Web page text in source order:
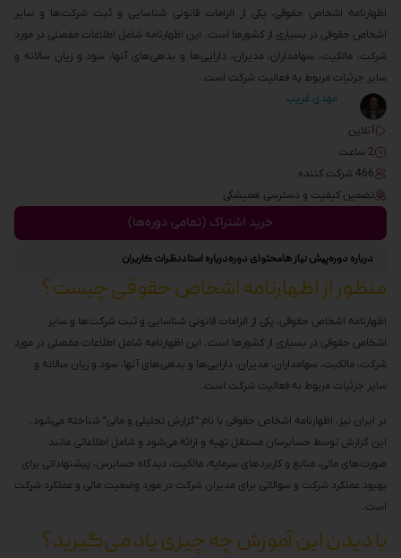
اظهارنامه اشخاص حقوقی، یکی از الزامات قانونی شناسایی و ثبت شرکت‌ها و سایر
اشخاص حقوقی در بسیاری از کشورها است. این اظهارنامه شامل اطلاعات مفصلی در مورد
شرکت، مالکیت، سهامداران، مدیران، دارایی‌ها و بدهی‌های آنها، سود و زیان سالانه و
سایر جزئیات مربوط به فعالیت شرکت است.
مهدی غریب
آنلاین
2 ساعت
466 شرکت کننده
تضمین کیفیت و دسترسی همیشگی
خرید اشتراک (تمامی دوره‌ها)
درباره دورهپیش نیاز هامحتوای دورهدرباره استادنظرات کاربران
منظور از اظهارنامه اشخاص حقوقی چیست؟
اظهارنامه اشخاص حقوقی، یکی از الزامات قانونی شناسایی و ثبت شرکت‌ها و سایر
اشخاص حقوقی در بسیاری از کشورها است. این اظهارنامه شامل اطلاعات مفصلی در مورد
شرکت، مالکیت، سهامداران، مدیران، دارایی‌ها و بدهی‌های آنها، سود و زیان سالانه و
سایر جزئیات مربوط به فعالیت شرکت است.
در ایران نیز، اظهارنامه اشخاص حقوقی با نام “گزارش تحلیلی و مالی” شناخته می‌شود.
این گزارش توسط حسابرسان مستقل تهیه و ارائه می‌شود و شامل اطلاعاتی مانند
صورت‌های مالی، منابع و کاربردهای سرمایه، مالکیت، دیدگاه حسابرس، پیشنهاداتی برای
بهبود عملکرد شرکت و سوالاتی برای مدیران شرکت در مورد وضعیت مالی و عملکرد شرکت
است.
با دیدن این آموزش چه چیزی یاد می‌گیرید؟